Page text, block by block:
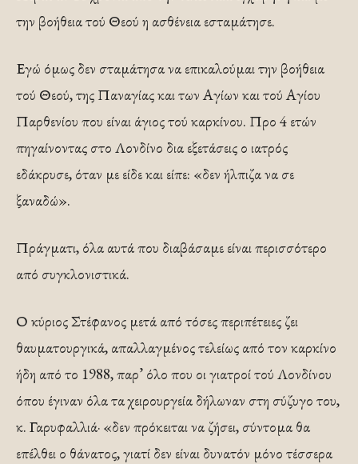
την βοήθεια τού Θεού η ασθένεια εσταμάτησε.
Εγώ όμως δεν σταμάτησα να επικαλούμαι την βοή­θεια
τού Θεού, της Παναγίας και των Αγίων και τού Α­γίου
Παρθενίου που είναι άγιος τού καρκίνου. Προ 4 ετών
πηγαίνοντας στο Λονδίνο δια εξετάσεις ο ιατρός
εδάκρυσε, όταν με είδε και είπε: «δεν ήλπιζα να σε
ξαναδώ».
Πράγματι, όλα αυτά που διαβάσαμε είναι περισσότε­ρο
από συγκλονιστικά.
Ο κύριος Στέφανος μετά από τό­σες περιπέτειες ζει
θαυματουργικά, απαλλαγμένος τελεί­ως από τον καρκίνο
ήδη από το 1988, παρ’ όλο που οι γιατροί τού Λονδίνου
όπου έγιναν όλα τα χειρουργεία δήλωναν στη σύζυγο του,
κ. Γαρυφαλλιά· «δεν πρόκει­ται να ζήσει, σύντομα θα
επέλθει ο θάνατος, γιατί δεν είναι δυνατόν μόνο τέσσερα